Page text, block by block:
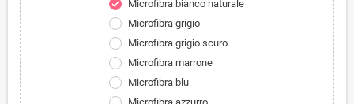
check
Microfibra bianco naturale
Microfibra grigio
Microfibra grigio scuro
Microfibra marrone
Microfibra blu